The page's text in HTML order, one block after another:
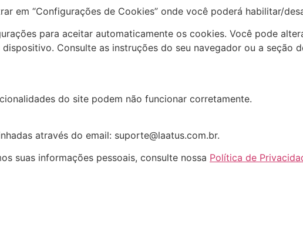
em “Configurações de Cookies” onde você poderá habilitar/
para aceitar automaticamente os cookies. Você pode
Consulte as instruções do seu navegador ou a seção
do site podem não funcionar corretamente.
através do email: suporte@laatus.com.br.
suas informações pessoais, consulte nossa Política de